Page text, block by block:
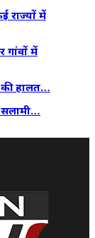
राज्यों में
में
की हालत…
सलामी…